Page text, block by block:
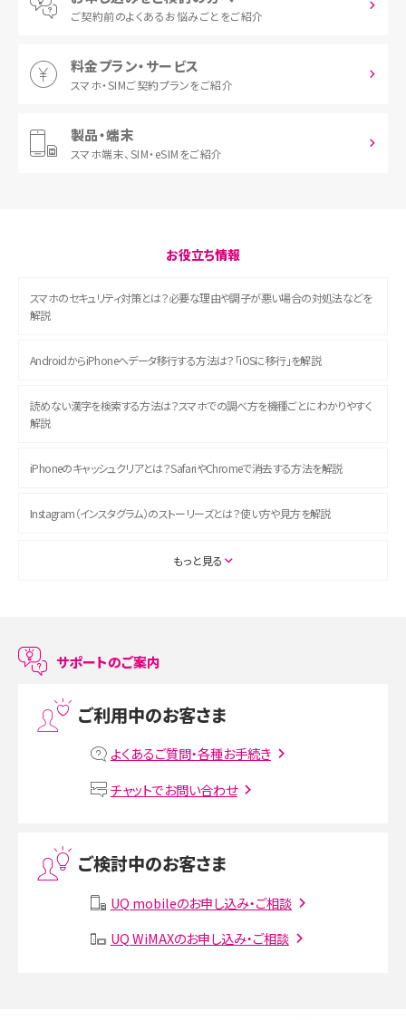
ご契約前のよくあるお悩みごとをご紹介
料金プラン・サービス
スマホ・SIMご契約プランをご紹介
製品・端末
スマホ端末、SIM・eSIMをご紹介
お役立ち情報
スマホのセキュリティ対策とは？必要な理由や調子が悪い場合の対処法などを
解説
AndroidからiPhoneへデータ移行する方法は？「iOSに移行」を解説
読めない漢字を検索する方法は？スマホでの調べ方を機種ごとにわかりやすく
解説
iPhoneのキャッシュクリアとは？SafariやChromeで消去する方法を解説
Instagram（インスタグラム）のストーリーズとは？使い方や見方を解説
ASMRとは？初心者向けの代表ジャンルや楽しみ方を解説
LINEで友だちを削除する方法は？方法ごとの影響や復活・復元する方法も解説
プリペイドSIMとは？種類やメリット・デメリット、利用までの流れを解説
VPN接続とは？仕組みや必要性、メリット・デメリット、接続方法を解説
Instagram（インスタグラム）でスクショするとバレる？バレるケースや撮り方も解
SMSとは？料金やできること、注意点や届かない時の対処法を解説
もっと見る
サポートのご案内
ご利用中のお客さま
よくあるご質問・各種お手続き
チャットでお問い合わせ
ご検討中のお客さま
UQ mobileのお申し込み・ご相談
UQ WiMAXのお申し込み・ご相談